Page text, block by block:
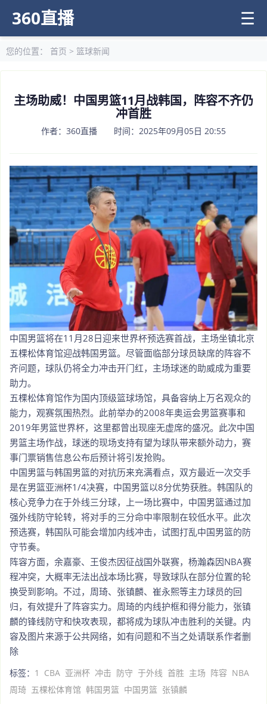
360直播 ☰
您的位置： 首页 > 篮球新闻
主场助威！中国男篮11月战韩国，阵容不齐仍
冲首胜
作者：360直播 时间：2025年09月05日 20:55
中国男篮将在11月28日迎来世界杯预选赛首战，主场坐镇北京
五棵松体育馆迎战韩国男篮。尽管面临部分球员缺席的阵容不
齐问题，球队仍将全力冲击开门红，主场球迷的助威成为重要
助力。
五棵松体育馆作为国内顶级篮球场馆，具备容纳上万名观众的
能力，观赛氛围热烈。此前举办的2008年奥运会男篮赛事和
2019年男篮世界杯，这里都曾出现座无虚席的盛况。此次中国
男篮主场作战，球迷的现场支持有望为球队带来额外动力，赛
事门票销售信息公布后预计将引发抢购。
中国男篮与韩国男篮的对抗历来充满看点，双方最近一次交手
是在男篮亚洲杯1/4决赛，中国男篮以8分优势获胜。韩国队的
核心竞争力在于外线三分球，上一场比赛中，中国男篮通过加
强外线防守轮转，将对手的三分命中率限制在较低水平。此次
预选赛，韩国队可能会增加内线冲击，试图打乱中国男篮的防
守节奏。
阵容方面，余嘉豪、王俊杰因征战国外联赛，杨瀚森因NBA赛
程冲突，大概率无法出战本场比赛，导致球队在部分位置的轮
换受到影响。不过，周琦、张镇麟、崔永熙等主力球员的回
归，有效提升了阵容实力。周琦的内线护框和得分能力，张镇
麟的锋线防守和快攻表现，都将成为球队冲击胜利的关键。内
容及图片来源于公共网络，如有问题和不当之处请联系作者删
除
标签： 1 CBA 亚洲杯 冲击 防守 于外线 首胜 主场 阵容 NBA
周琦 五棵松体育馆 韩国男篮 中国男篮 张镇麟